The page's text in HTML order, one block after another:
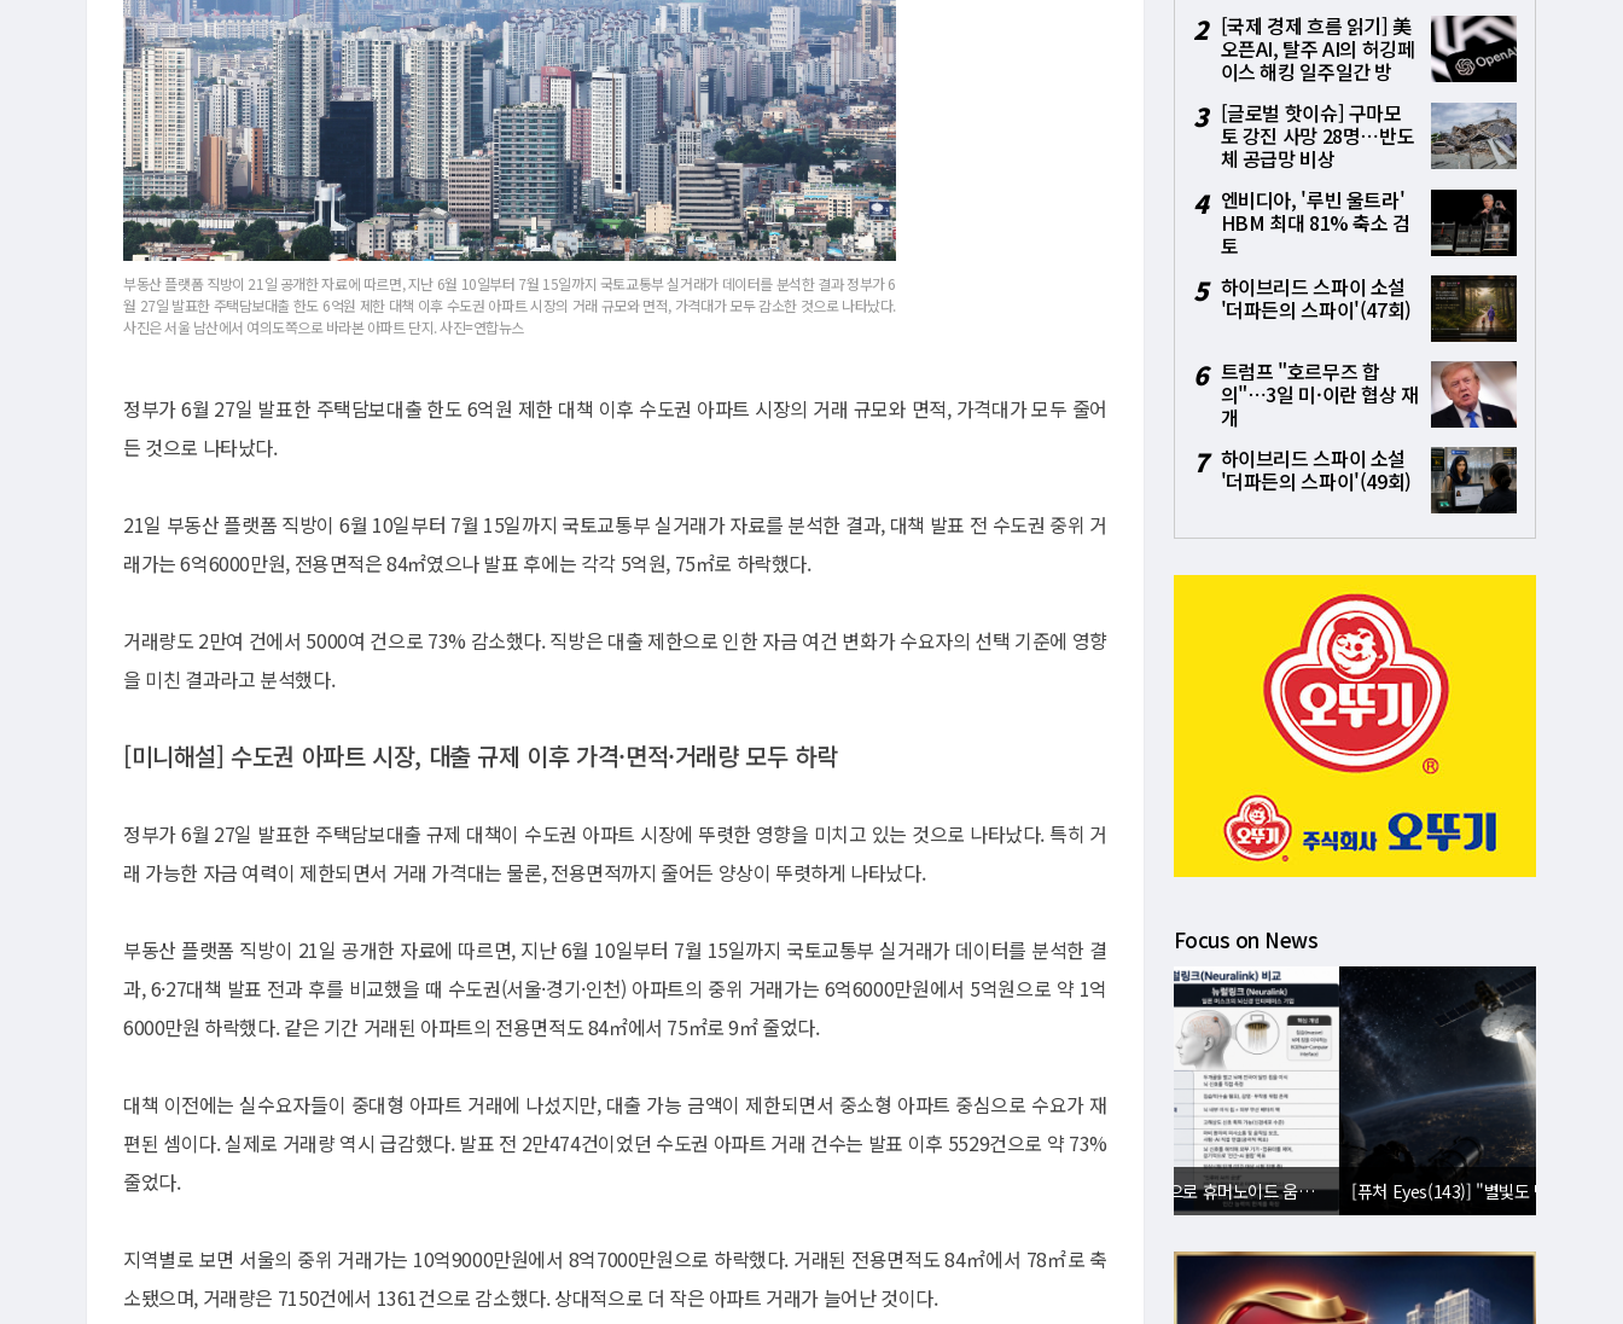
부동산 플랫폼 직방이 21일 공개한 자료에 따르면, 지난 6월 10일부터 7월 15일까지 국토교통부 실거래가 데이터를 분석한 결과 정부가 6
월 27일 발표한 주택담보대출 한도 6억원 제한 대책 이후 수도권 아파트 시장의 거래 규모와 면적, 가격대가 모두 감소한 것으로 나타났다.
사진은 서울 남산에서 여의도쪽으로 바라본 아파트 단지. 사진=연합뉴스
정부가 6월 27일 발표한 주택담보대출 한도 6억원 제한 대책 이후 수도권 아파트 시장의 거래 규모와 면적, 가격대가 모두 줄어
든 것으로 나타났다.
21일 부동산 플랫폼 직방이 6월 10일부터 7월 15일까지 국토교통부 실거래가 자료를 분석한 결과, 대책 발표 전 수도권 중위 거
래가는 6억6000만원, 전용면적은 84㎡였으나 발표 후에는 각각 5억원, 75㎡로 하락했다.
거래량도 2만여 건에서 5000여 건으로 73% 감소했다. 직방은 대출 제한으로 인한 자금 여건 변화가 수요자의 선택 기준에 영향
을 미친 결과라고 분석했다.
[미니해설] 수도권 아파트 시장, 대출 규제 이후 가격·면적·거래량 모두 하락
정부가 6월 27일 발표한 주택담보대출 규제 대책이 수도권 아파트 시장에 뚜렷한 영향을 미치고 있는 것으로 나타났다. 특히 거
래 가능한 자금 여력이 제한되면서 거래 가격대는 물론, 전용면적까지 줄어든 양상이 뚜렷하게 나타났다.
부동산 플랫폼 직방이 21일 공개한 자료에 따르면, 지난 6월 10일부터 7월 15일까지 국토교통부 실거래가 데이터를 분석한 결
과, 6·27대책 발표 전과 후를 비교했을 때 수도권(서울·경기·인천) 아파트의 중위 거래가는 6억6000만원에서 5억원으로 약 1억
6000만원 하락했다. 같은 기간 거래된 아파트의 전용면적도 84㎡에서 75㎡로 9㎡ 줄었다.
대책 이전에는 실수요자들이 중대형 아파트 거래에 나섰지만, 대출 가능 금액이 제한되면서 중소형 아파트 중심으로 수요가 재
편된 셈이다. 실제로 거래량 역시 급감했다. 발표 전 2만474건이었던 수도권 아파트 거래 건수는 발표 이후 5529건으로 약 73%
줄었다.
지역별로 보면 서울의 중위 거래가는 10억9000만원에서 8억7000만원으로 하락했다. 거래된 전용면적도 84㎡에서 78㎡로 축
소됐으며, 거래량은 7150건에서 1361건으로 감소했다. 상대적으로 더 작은 아파트 거래가 늘어난 것이다.
2 [국제 경제 흐름 읽기] 美
오픈AI, 탈주 AI의 허깅페
이스 해킹 일주일간 방
3 [글로벌 핫이슈] 구마모
토 강진 사망 28명⋯반도
체 공급망 비상
4 엔비디아, '루빈 울트라'
HBM 최대 81% 축소 검
토
5 하이브리드 스파이 소설
'더파든의 스파이'(47회)
6 트럼프 "호르무즈 합
의"⋯3일 미·이란 협상 재
개
7 하이브리드 스파이 소설
'더파든의 스파이'(49회)
Focus on News
[퓨처 Eyes(143)] "별빛도 밤도 지운다"⋯美 '우주 거울' 승인에 과학계 비상